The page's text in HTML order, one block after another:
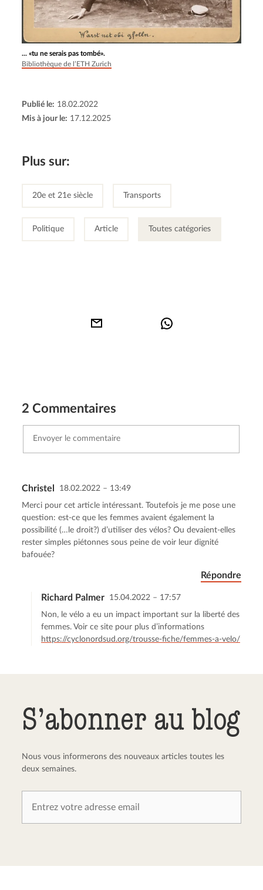
... «tu ne serais pas tombé».
Bibliothèque de l’ETH Zurich
Publié le: 18.02.2022
Mis à jour le: 17.12.2025
Plus sur:
20e et 21e siècle Transports
Politique Article Toutes catégories
2 Commentaires
Annuler Envoyer le commentaire
Christel 18.02.2022 – 13:49
Merci pour cet article intéressant. Toutefois je me pose une
question: est-ce que les femmes avaient également la
possibilité (…le droit?) d’utiliser des vélos? Ou devaient-elles
rester simples piétonnes sous peine de voir leur dignité
bafouée?
Répondre
Richard Palmer 15.04.2022 – 17:57
Non, le vélo a eu un impact important sur la liberté des
femmes. Voir ce site pour plus d’informations
https://cyclonordsud.org/trousse-fiche/femmes-a-velo/
S’abonner au blog
Nous vous informerons des nouveaux articles toutes les
deux semaines.